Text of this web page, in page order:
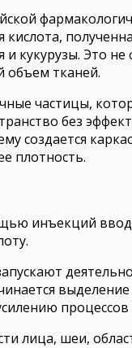
кукурузы. Это не
объем тканей.
частицы,
без
создается
плотность.
инъекций
лица, шеи,